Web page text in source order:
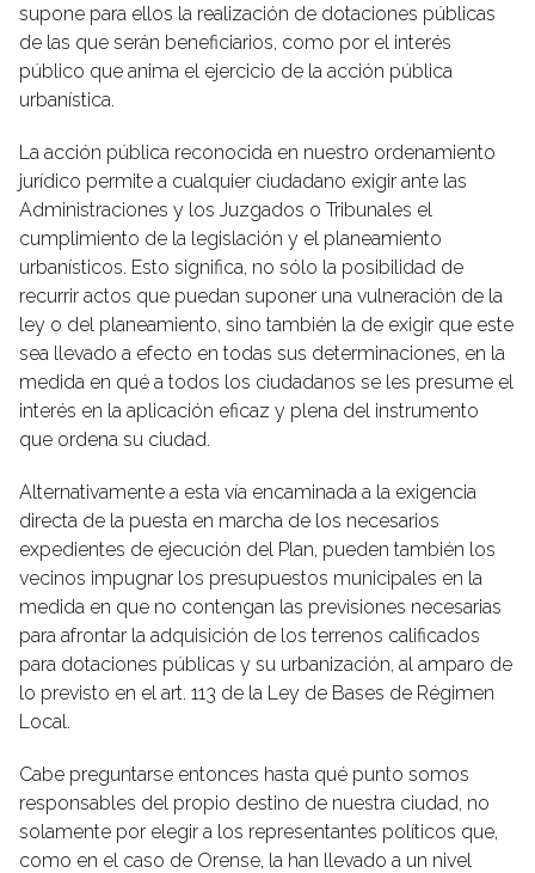
supone para ellos la realización de dotaciones públicas
de las que serán beneficiarios, como por el interés
público que anima el ejercicio de la acción pública
urbanística.
La acción pública reconocida en nuestro ordenamiento
jurídico permite a cualquier ciudadano exigir ante las
Administraciones y los Juzgados o Tribunales el
cumplimiento de la legislación y el planeamiento
urbanísticos. Esto significa, no sólo la posibilidad de
recurrir actos que puedan suponer una vulneración de la
ley o del planeamiento, sino también la de exigir que este
sea llevado a efecto en todas sus determinaciones, en la
medida en qué a todos los ciudadanos se les presume el
interés en la aplicación eficaz y plena del instrumento
que ordena su ciudad.
Alternativamente a esta vía encaminada a la exigencia
directa de la puesta en marcha de los necesarios
expedientes de ejecución del Plan, pueden también los
vecinos impugnar los presupuestos municipales en la
medida en que no contengan las previsiones necesarias
para afrontar la adquisición de los terrenos calificados
para dotaciones públicas y su urbanización, al amparo de
lo previsto en el art. 113 de la Ley de Bases de Régimen
Local.
Cabe preguntarse entonces hasta qué punto somos
responsables del propio destino de nuestra ciudad, no
solamente por elegir a los representantes políticos que,
como en el caso de Orense, la han llevado a un nivel